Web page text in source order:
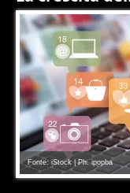
Fonte: iStock | Ph. ipopba